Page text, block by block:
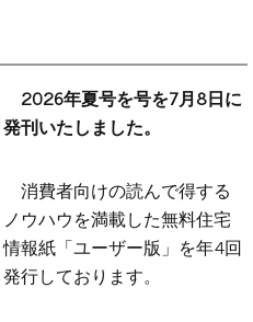
2026年夏号を号を7月8日に
発刊いたしました。
消費者向けの読んで得する
ノウハウを満載した無料住宅
情報紙「ユーザー版」を年4回
発行しております。